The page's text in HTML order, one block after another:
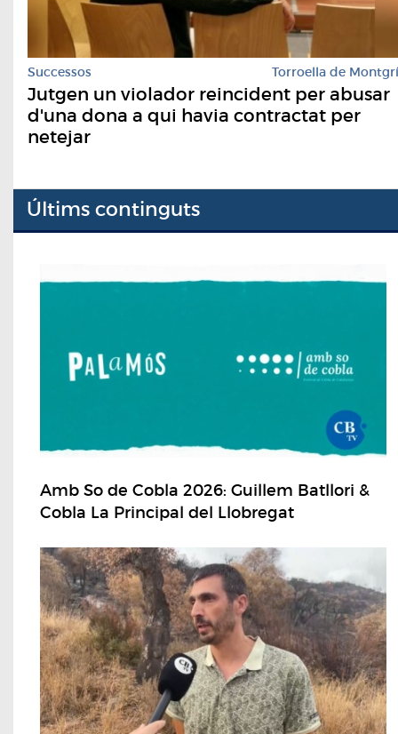
Successos Torroella de Montgrí
Jutgen un violador reincident per abusar
d'una dona a qui havia contractat per
netejar
Últims continguts
Amb So de Cobla 2026: Guillem Batllori &
Cobla La Principal del Llobregat